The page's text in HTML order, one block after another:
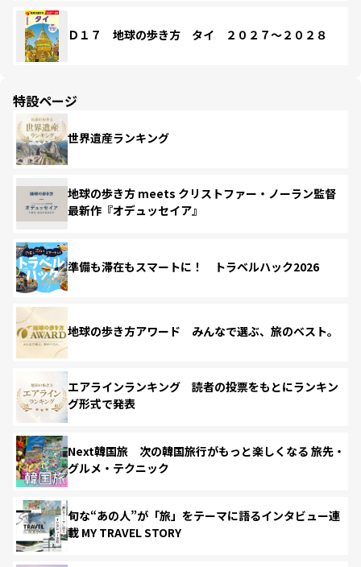
Ｄ１７ 地球の歩き方 タイ ２０２７～２０２８
特設ページ
世界遺産ランキング
地球の歩き方 meets クリストファー・ノーラン監督
最新作『オデュッセイア』
準備も滞在もスマートに！ トラベルハック2026
地球の歩き方アワード みんなで選ぶ、旅のベスト。
エアラインランキング 読者の投票をもとにランキン
グ形式で発表
Next韓国旅 次の韓国旅行がもっと楽しくなる 旅先・
グルメ・テクニック
旬な“あの人”が「旅」をテーマに語るインタビュー連
載 MY TRAVEL STORY